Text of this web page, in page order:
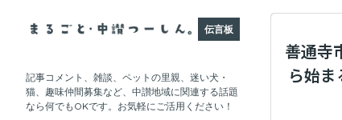
伝言板
記事コメント、雑談、ペットの里親、迷い犬・
猫、趣味仲間募集など、中讃地域に関連する話題
なら何でもOKです。お気軽にご活用ください！
善通寺
ら始